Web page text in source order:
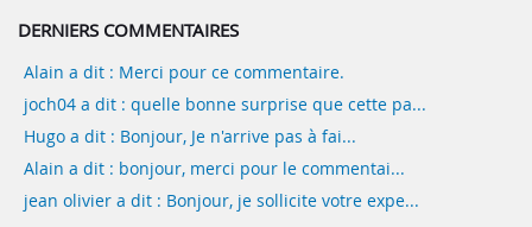
DERNIERS COMMENTAIRES
Alain a dit : Merci pour ce commentaire.
joch04 a dit : quelle bonne surprise que cette pa...
Hugo a dit : Bonjour, Je n'arrive pas à fai...
Alain a dit : bonjour, merci pour le commentai...
jean olivier a dit : Bonjour, je sollicite votre expe...